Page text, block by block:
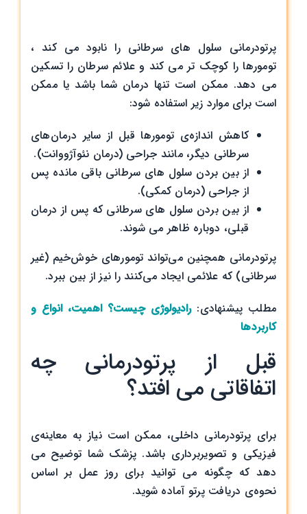
پرتودرمانی سلول های سرطانی را نابود می کند ،
تومورها را کوچک تر می کند و علائم سرطان را تسکین
می دهد. ممکن است تنها درمان شما باشد یا ممکن
است برای موارد زیر استفاده شود:
کاهش اندازه‌ی تومورها قبل از سایر درمان‌های
سرطانی دیگر، مانند جراحی (درمان نئوآژووانت).
از بین بردن سلول های سرطانی باقی مانده پس
از جراحی (درمان کمکی).
از بین بردن سلول های سرطانی که پس از درمان
قبلی، دوباره ظاهر می شوند.
پرتودرمانی همچنین می‌تواند تومورهای خوش‌خیم (غیر
سرطانی) که علائمی ایجاد می‌کنند را نیز از بین ببرد.
مطلب پیشنهادی:رادیولوژی چیست؟ اهمیت، انواع و
کاربردها
قبل از پرتودرمانی چه
اتفاقاتی می افتد؟
برای پرتودرمانی داخلی، ممکن است نیاز به معاینه‌ی
فیزیکی و تصویربرداری باشد. پزشک شما توضیح می
دهد که چگونه می توانید برای روز عمل بر اساس
نحوه‌ی دریافت پرتو آماده شوید.